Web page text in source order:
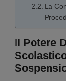
La
Il Potere